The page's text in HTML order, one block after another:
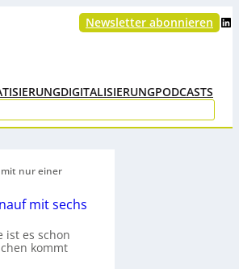
Newsletter abonnieren LinkedIn
DIGITALISIERUNGPODCASTS
nur einer
mit sechs
ist es schon
kommt